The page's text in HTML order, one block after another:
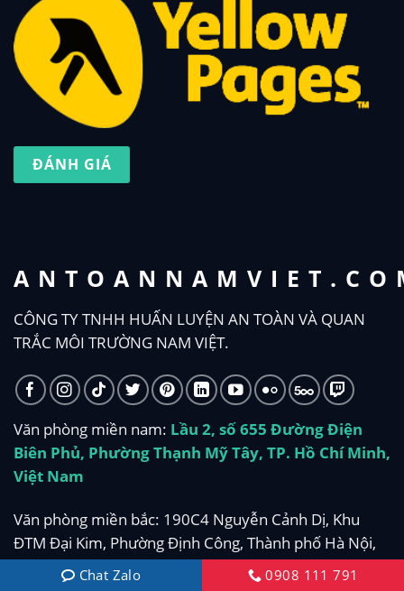
CÔNG TY TNHH HUẤN LUYỆN AN TOÀN VÀ QUAN
TRẮC MÔI TRƯỜNG NAM VIỆT.
Văn phòng miền nam: Lầu 2, số 655 Đường Điện
Biên Phủ, Phường Thạnh Mỹ Tây, TP. Hồ Chí Minh,
Việt Nam
Văn phòng miền bắc: 190C4 Nguyễn Cảnh Dị, Khu
ĐTM Đại Kim, Phường Định Công, Thành phố Hà Nội,
Việt Nam
ĐÁNH GIÁ
Chat Zalo 0908 111 791